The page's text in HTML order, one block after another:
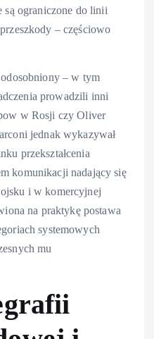
są ograniczone do linii
– częściowo
odosobniony – w tym
prowadzili inni
w Rosji czy Oliver
jednak wykazywał
przekształcenia
komunikacji nadający się
i w komercyjnej
na praktykę postawa
systemowych
mu